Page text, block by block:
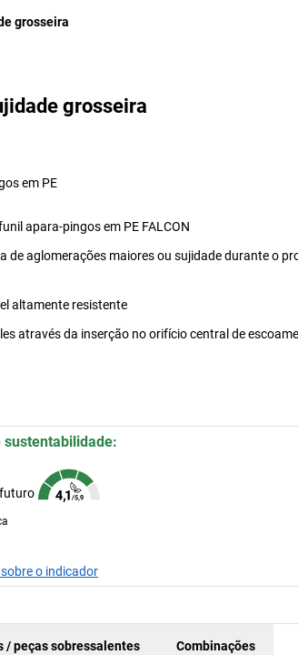
grosseira
grosseira
em PE
apara-pingos em PE FALCON
de aglomerações maiores ou sujidade durante o
altamente resistente
através da inserção no orifício central de
sustentabilidade:
o indicador
/ peças sobressalentes Combinações